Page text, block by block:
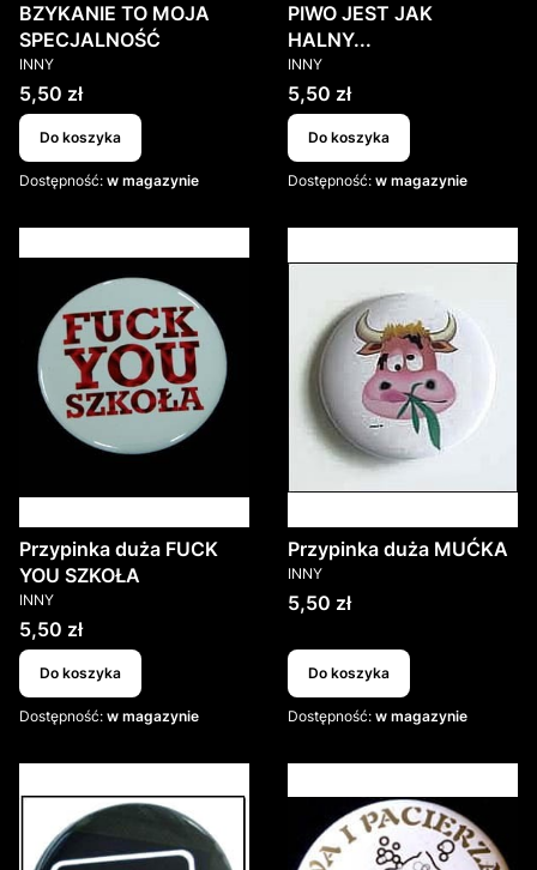
BZYKANIE TO MOJA
SPECJALNOŚĆ
PRODUCENT
INNY
Cena
5,50 zł
Do koszyka
Dostępność: w magazynie
PIWO JEST JAK
HALNY...
PRODUCENT
INNY
Cena
5,50 zł
Do koszyka
Dostępność: w magazynie
Przypinka duża FUCK
YOU SZKOŁA
PRODUCENT
INNY
Cena
5,50 zł
Do koszyka
Dostępność: w magazynie
Przypinka duża MUĆKA
PRODUCENT
INNY
Cena
5,50 zł
Do koszyka
Dostępność: w magazynie